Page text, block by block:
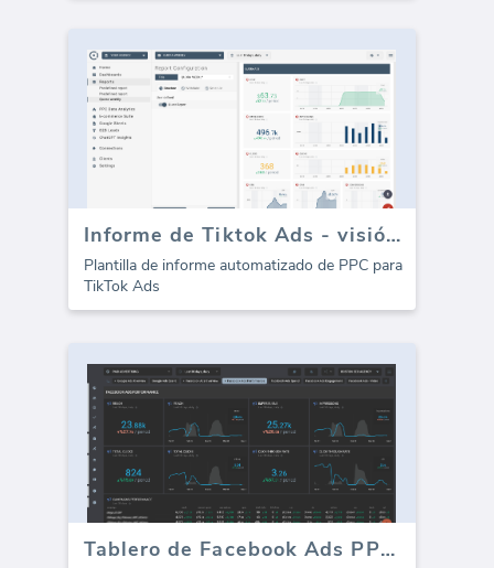
Informe de Tiktok Ads - visión general
Plantilla de informe automatizado de PPC para
TikTok Ads
Tablero de Facebook Ads PPC - Rendimiento